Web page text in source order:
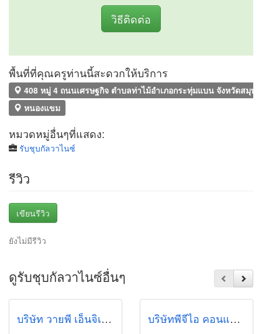
วิธีติดต่อ
พื้นที่ที่คุณครูท่านนี้สะดวกให้บริการ
408 หมู่ 4 ถนนเศรษฐกิจ ตำบลท่าไม้อำเภอกระทุ่มแบน จังหวัดสมุท
หนองแขม
หมวดหมู่อื่นๆที่แสดง:
รับชุบกัลวาไนซ์
รีวิว
เขียนรีวิว
ยังไม่มีรีวิว
ดูรับชุบกัลวาไนซ์อื่นๆ
บริษัท วายพี เอ็นจิเนียริ่ง แอนด์ เซอร์วิส จำกัด บริษัทพีจีไอ คอนแทรคเตอร์ จำกัด